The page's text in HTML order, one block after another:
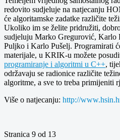
redovito sudjeluje na natjecanju
će algoritamske zadatke različite
Ukoliko im se želite pridružiti,
sudjeluju Marko Gregurović, Karlo
Puljko i Karlo Pušelj. Programirati
materijale, u KRIK-u možete
programiranje i algoritmi u C++,
održavaju se radionice različite
algoritme, a sve to treba primijeniti
Više o natjecanju: http://
Stranica 9 od 13